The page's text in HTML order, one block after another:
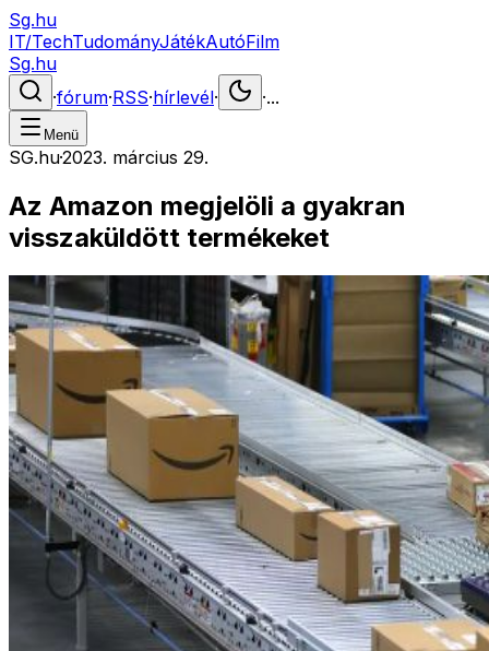
Sg.hu
IT/TechTudományJátékAutóFilm
Sg.hu
·fórum·RSS·hírlevél· ·...
Menü
SG.hu·2023. március 29.
Az Amazon megjelöli a gyakran
visszaküldött termékeket